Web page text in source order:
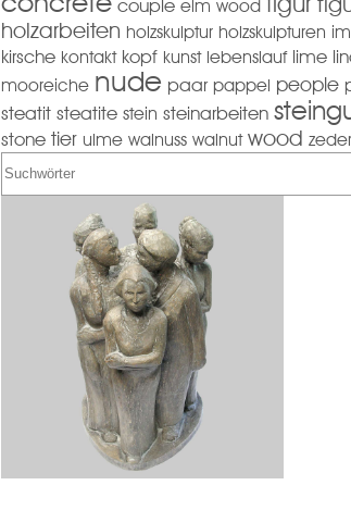
couple elm wood
holzarbeiten holzskulptur holzskulpturen
kirsche kontakt kopf kunst lebenslauf lime
mooreiche nude paar pappel people
steatit steatite stein steinarbeiten
stone tier ulme walnuss walnut wood